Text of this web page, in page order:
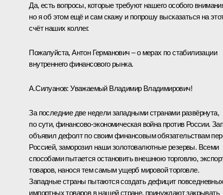
Да, есть вопросы, которые требуют нашего особого
но я об этом ещё и сам скажу и попрошу высказаться на
счёт наших коллег.
Пожалуйста, Антон Германович – о мерах по стабилизации
внутреннего финансового рынка.
А.Силуанов: Уважаемый Владимир Владимирович!
За последние две недели западными странами развёрнута,
по сути, финансово-экономическая война против России.
объявил дефолт по своим финансовым обязательствам
Россией, заморозил наши золотовалютные резервы. Всеми
способами пытается остановить внешнюю торговлю,
товаров, нанося тем самым ущерб мировой торговле.
Западные страны пытаются создать дефицит
импортных товаров в нашей стране, принуждают закрывать